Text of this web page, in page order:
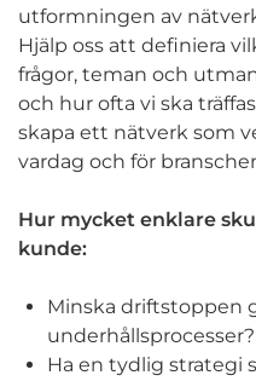
utformningen av
Hjälp oss att definiera
frågor, teman och
och hur ofta vi ska
skapa ett nätverk som
vardag och för
Hur mycket enklare
kunde:
Minska driftstoppen
underhållsprocesser?
Ha en tydlig strategi